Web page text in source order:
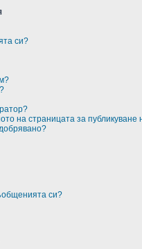
си?
на страницата за
си?